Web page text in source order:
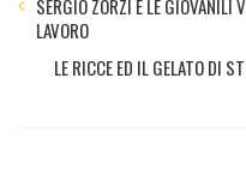
SERGIO ZORZI E LE GIOVANILI
LAVORO
LE RICCE ED IL GELATO DI